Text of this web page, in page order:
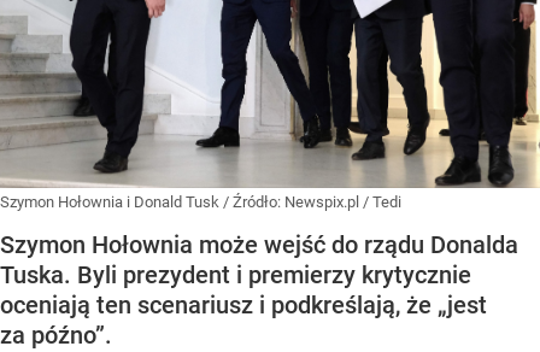
Szymon Hołownia i Donald Tusk / Źródło: Newspix.pl / Tedi
Szymon Hołownia może wejść do rządu Donalda
Tuska. Byli prezydent i premierzy krytycznie
oceniają ten scenariusz i podkreślają, że „jest
za późno”.